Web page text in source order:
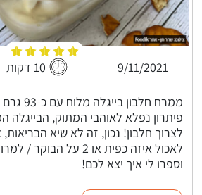
9/11/2021 10 דקות
ממרח
פיתרון נפלא לאוהבי המתוק, הבייגלה
לצרוך חלבון! נכון, זה לא שיא הבריאות,
לאכול איזה כפית או 2 על
וספרו לי איך יצא לכם!